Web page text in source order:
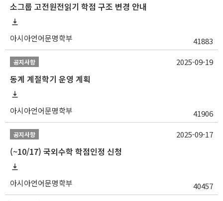
소그룹 고전원전읽기 학점 구조 변경 안내
아시아언어문명학부 41883
공지사항
동계 계절학기 운영 계획
아시아언어문명학부 41906
2025-09-19
공지사항
(~10/17) 국외수학 학점인정 신청
아시아언어문명학부 40457
2025-09-17